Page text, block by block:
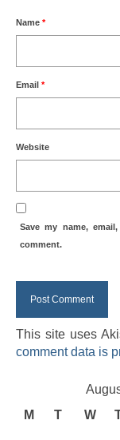
Name *
Email *
Website
Save my name,
comment.
This site uses
comment data is
M
T W